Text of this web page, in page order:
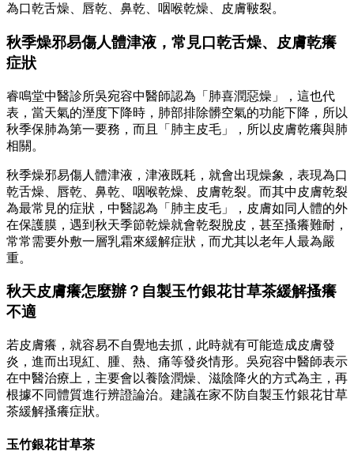
為口乾舌燥、唇乾、鼻乾、咽喉乾燥、皮膚皸裂。
秋季燥邪易傷人體津液，常見口乾舌燥、皮膚乾癢
症狀
睿鳴堂中醫診所吳宛容中醫師認為「肺喜潤惡燥」，這也代
表，當天氣的溼度下降時，肺部排除髒空氣的功能下降，所以
秋季保肺為第一要務，而且「肺主皮毛」，所以皮膚乾癢與肺
相關。
秋季燥邪易傷人體津液，津液既耗，就會出現燥象，表現為口
乾舌燥、唇乾、鼻乾、咽喉乾燥、皮膚乾裂。而其中皮膚乾裂
為最常見的症狀，中醫認為「肺主皮毛」，皮膚如同人體的外
在保護膜，遇到秋天季節乾燥就會乾裂脫皮，甚至搔癢難耐，
常常需要外敷一層乳霜來緩解症狀，而尤其以老年人最為嚴
重。
秋天皮膚癢怎麼辦？自製玉竹銀花甘草茶緩解搔癢
不適
若皮膚癢，就容易不自覺地去抓，此時就有可能造成皮膚發
炎，進而出現紅、腫、熱、痛等發炎情形。吳宛容中醫師表示
在中醫治療上，主要會以養陰潤燥、滋陰降火的方式為主，再
根據不同體質進行辨證論治。建議在家不防自製玉竹銀花甘草
茶緩解搔癢症狀。
玉竹銀花甘草茶